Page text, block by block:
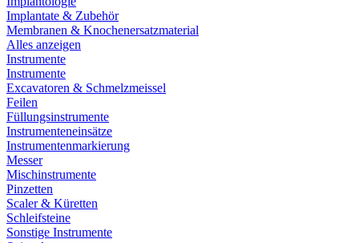
Implantate & Zubehör
Membranen & Knochenersatzmaterial
Alles anzeigen
Instrumente
Instrumente
Excavatoren & Schmelzmeissel
Feilen
Füllungsinstrumente
Instrumenteneinsätze
Instrumentenmarkierung
Messer
Mischinstrumente
Pinzetten
Scaler & Küretten
Schleifsteine
Sonstige Instrumente